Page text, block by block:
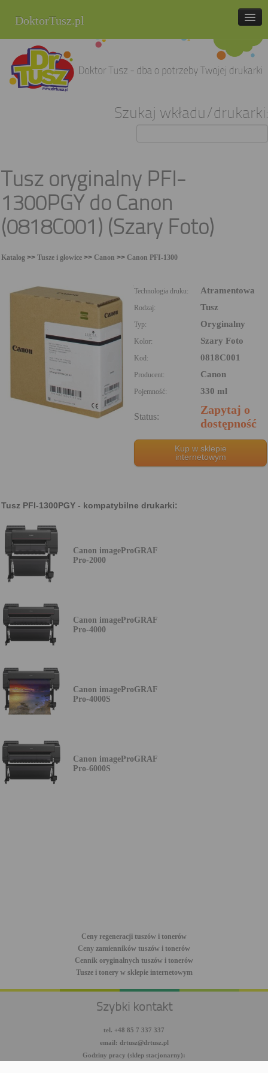
DoktorTusz.pl
tel. 857 337 337
Strona główna
Szukaj wkładu/drukarki:
Tusz oryginalny PFI-
1300PGY do Canon
(0818C001) (Szary Foto)
Katalog >> Tusze i głowice >> Canon >> Canon PFI-1300
Technologia druku: Atramentowa
Rodzaj: Tusz
Typ: Oryginalny
Kolor: Szary Foto
Kod: 0818C001
Producent: Canon
Pojemność: 330 ml
Status:
Zapytaj o
dostępność
Kup w sklepie
internetowym
Tusz PFI-1300PGY - kompatybilne drukarki:
Canon imageProGRAF
Pro-2000
Canon imageProGRAF
Pro-4000
Canon imageProGRAF
Pro-4000S
Canon imageProGRAF
Pro-6000S
Ceny regeneracji tuszów i tonerów
Ceny zamienników tuszów i tonerów
Cennik oryginalnych tuszów i tonerów
Tusze i tonery w sklepie internetowym
Szybki kontakt
tel. +48 85 7 337 337
email: drtusz@drtusz.pl
Godziny pracy (sklep stacjonarny):